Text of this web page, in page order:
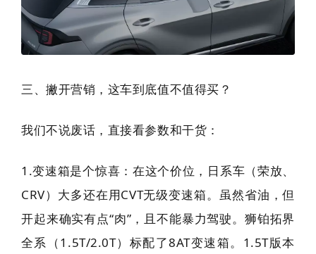
三、撇开营销，这车到底值不值得买？
我们不说废话，直接看参数和干货：
1.变速箱是个惊喜：在这个价位，日系车（荣放、
CRV）大多还在用CVT无级变速箱。虽然省油，但
开起来确实有点“肉”，且不能暴力驾驶。狮铂拓界
全系（1.5T/2.0T）标配了8AT变速箱。1.5T版本